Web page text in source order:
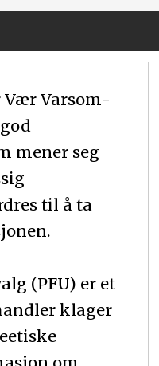
Varsom-
mener seg
til å ta
(PFU) er et
klager